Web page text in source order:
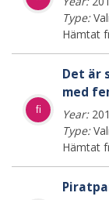
Type:
Hämtat
fi
Det är
med
Year:
Type:
Hämtat